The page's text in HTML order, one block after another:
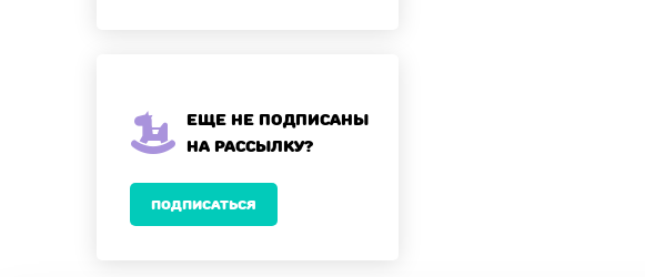
Еще не подписаны
на рассылку?
ПОДПИСАТЬСЯ